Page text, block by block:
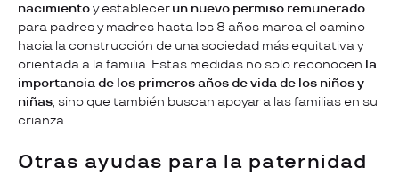
nacimientoy establecerun nuevo permiso remunerado
para padres y madres hasta los 8 años marca el camino
hacia la construcción de una sociedad más equitativa y
orientada a la familia. Estas medidas no solo reconocen la
importancia de los primeros años de vida de los niños y
niñas, sino que también buscan apoyar a las familias en su
crianza.
Otras ayudas para la paternidad